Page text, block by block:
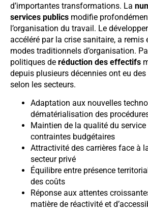
d’importantes transformations. La
services publics modifie
l’organisation du travail. Le
accéléré par la crise sanitaire, a remis
modes traditionnels d’organisation.
politiques de réduction des effectifs
depuis plusieurs décennies ont eu
selon les secteurs.
Adaptation aux nouvelles
dématérialisation des
Maintien de la qualité du
contraintes budgétaires
Attractivité des carrières face à
secteur privé
Équilibre entre présence
des coûts
Réponse aux attentes
matière de réactivité et